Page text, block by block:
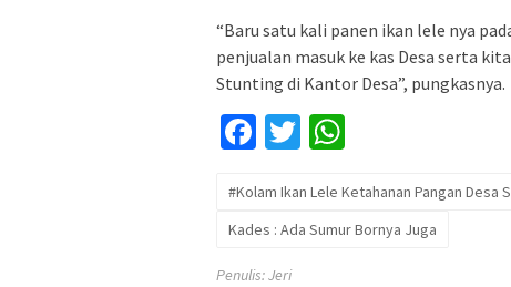
“Baru satu kali panen ikan lele nya
penjualan masuk ke kas Desa serta
Stunting di Kantor Desa”, pungkasnya.
Facebook
Twitter
#Kolam Ikan Lele Ketahanan Pangan Desa
Kades : Ada Sumur Bornya Juga
Penulis: Jeri